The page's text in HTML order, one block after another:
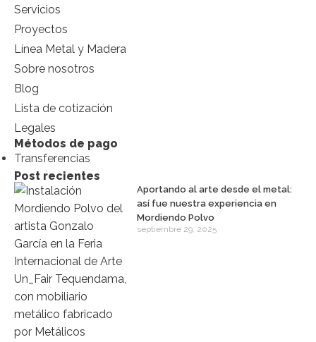
Servicios
Proyectos
Línea Metal y Madera
Sobre nosotros
Blog
Lista de cotización
Legales
Métodos de pago
Transferencias
Post recientes
Aportando al arte desde el metal:
así fue nuestra experiencia en
Mordiendo Polvo
septiembre 29, 2025